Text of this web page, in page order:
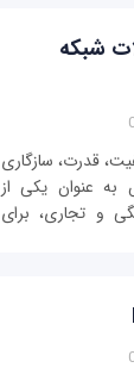
شبکه
قدرت، سازگاری
به عنوان یکی از
و تجاری، برای